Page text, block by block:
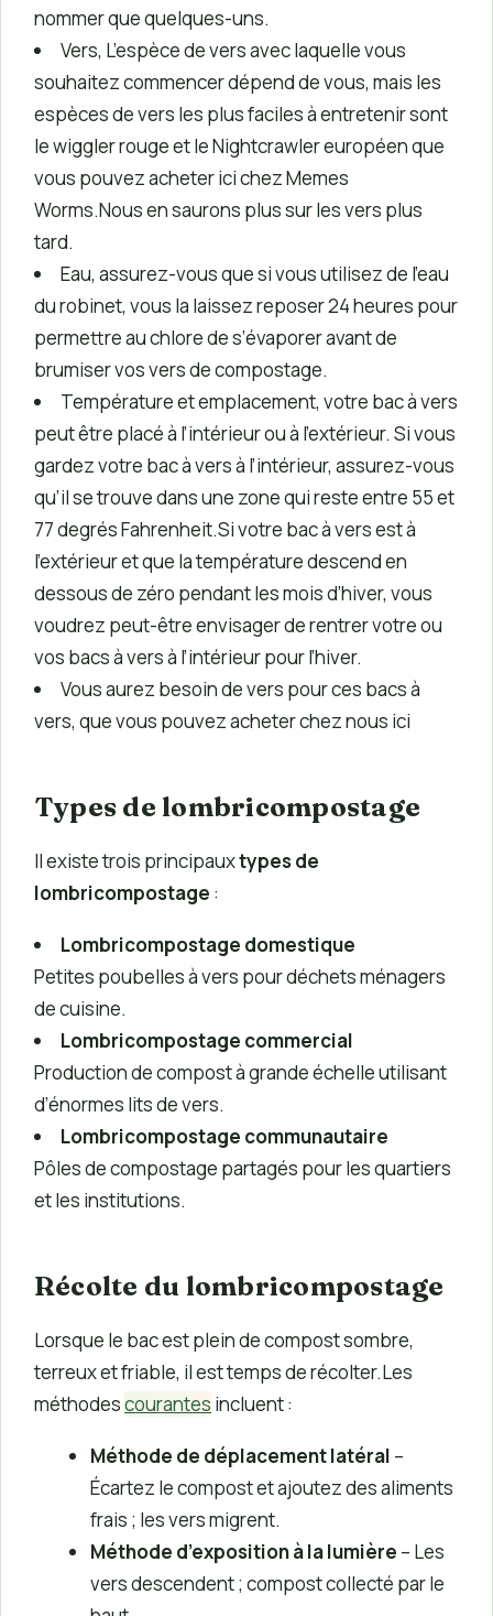
nommer que quelques-uns.
Vers, L’espèce de vers avec laquelle vous
souhaitez commencer dépend de vous, mais les
espèces de vers les plus faciles à entretenir sont
le wiggler rouge et le Nightcrawler européen que
vous pouvez acheter ici chez Memes
Worms.Nous en saurons plus sur les vers plus
tard.
Eau, assurez-vous que si vous utilisez de l’eau
du robinet, vous la laissez reposer 24 heures pour
permettre au chlore de s’évaporer avant de
brumiser vos vers de compostage.
Température et emplacement, votre bac à vers
peut être placé à l’intérieur ou à l’extérieur. Si vous
gardez votre bac à vers à l’intérieur, assurez-vous
qu’il se trouve dans une zone qui reste entre 55 et
77 degrés Fahrenheit.Si votre bac à vers est à
l’extérieur et que la température descend en
dessous de zéro pendant les mois d’hiver, vous
voudrez peut-être envisager de rentrer votre ou
vos bacs à vers à l’intérieur pour l’hiver.
Vous aurez besoin de vers pour ces bacs à
vers, que vous pouvez acheter chez nous ici
Types de lombricompostage
Il existe trois principauxtypes de
lombricompostage :
Lombricompostage domestique
Petites poubelles à vers pour déchets ménagers
de cuisine.
Lombricompostage commercial
Production de compost à grande échelle utilisant
d’énormes lits de vers.
Lombricompostage communautaire
Pôles de compostage partagés pour les quartiers
et les institutions.
Récolte du lombricompostage
Lorsque le bac est plein de compost sombre,
terreux et friable, il est temps de récolter.Les
méthodescourantes incluent :
Méthode de déplacement latéral –
Écartez le compost et ajoutez des aliments
frais ; les vers migrent.
Méthode d’exposition à la lumière – Les
vers descendent ; compost collecté par le